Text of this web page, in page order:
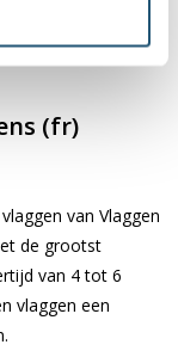
cm zijn uitgerust
van 150x225
(fr)
van Vlaggen
de grootst
van 4 tot 6
vlaggen een